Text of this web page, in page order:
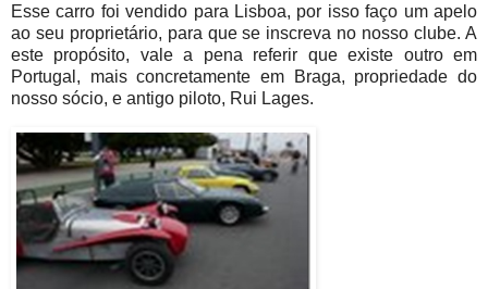
Esse carro foi vendido para Lisboa, por isso faço um apelo
ao seu proprietário, para que se inscreva no nosso clube. A
este propósito, vale a pena referir que existe outro em
Portugal, mais concretamente em Braga, propriedade do
nosso sócio, e antigo piloto, Rui Lages.